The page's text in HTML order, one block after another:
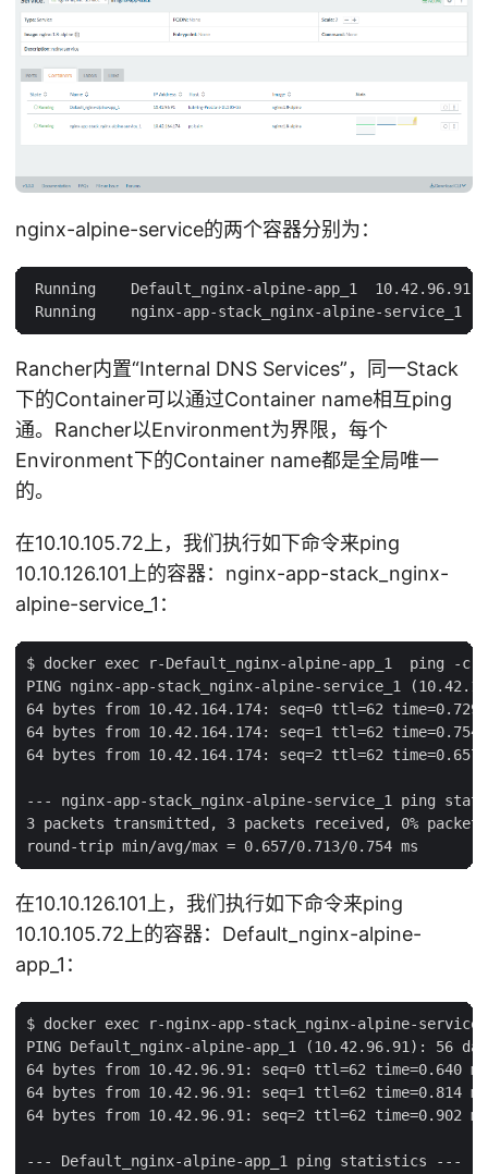
nginx-alpine-service的两个容器分别为：
Running    Default_nginx-alpine-app_1  10.42.96.91
Rancher内置“Internal DNS Services”，同一Stack
下的Container可以通过Container name相互ping
通。Rancher以Environment为界限，每个
Environment下的Container name都是全局唯一
的。
在10.10.105.72上，我们执行如下命令来ping
10.10.126.101上的容器：nginx-app-stack_nginx-
alpine-service_1：
$ docker exec r-Default_nginx-alpine-app_1  ping -c
PING nginx-app-stack_nginx-alpine-service_1
64 bytes from 10.42.164.174: seq=0 ttl=62 time=0.729
64 bytes from 10.42.164.174: seq=1 ttl=62 time=0.754
64 bytes from 10.42.164.174: seq=2 ttl=62 time=0.657
--- nginx-app-stack_nginx-alpine-service_1 ping
3 packets transmitted, 3 packets received, 0% packet
在10.10.126.101上，我们执行如下命令来ping
10.10.105.72上的容器：Default_nginx-alpine-
app_1：
$ docker exec r-nginx-app-stack_nginx-alpine-
PING Default_nginx-alpine-app_1 (10.42.96.91): 56
64 bytes from 10.42.96.91: seq=0 ttl=62 time=0.640 ms
64 bytes from 10.42.96.91: seq=1 ttl=62 time=0.814 ms
64 bytes from 10.42.96.91: seq=2 ttl=62 time=0.902 ms
--- Default_nginx-alpine-app_1 ping statistics ---